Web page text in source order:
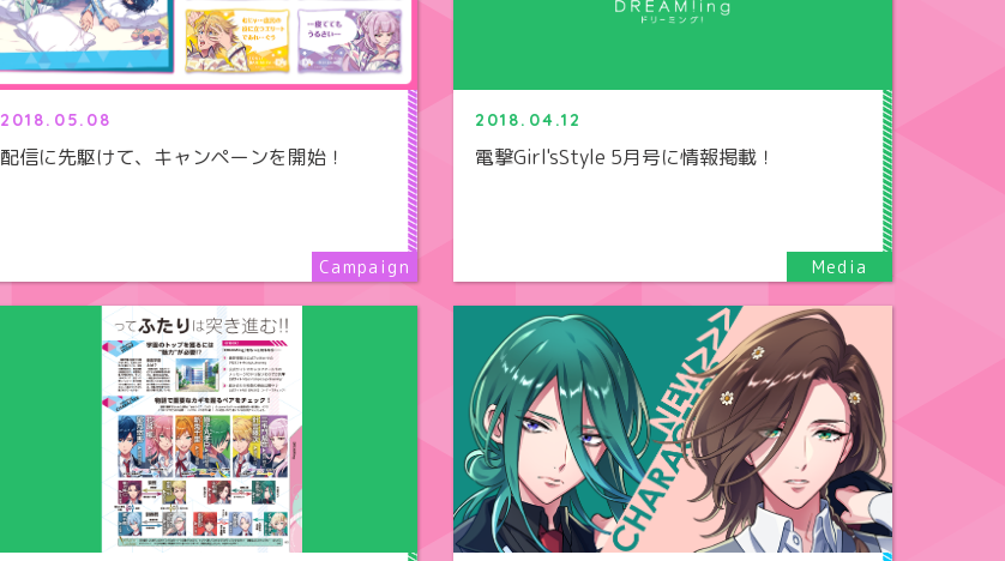
2018.05.08
配信に先駆けて、キャンペーンを開始！
2018.04.12
電撃Girl'sStyle 5月号に情報掲載！